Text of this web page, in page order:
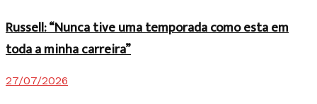
Russell: “Nunca tive uma temporada como esta em
toda a minha carreira”
27/07/2026